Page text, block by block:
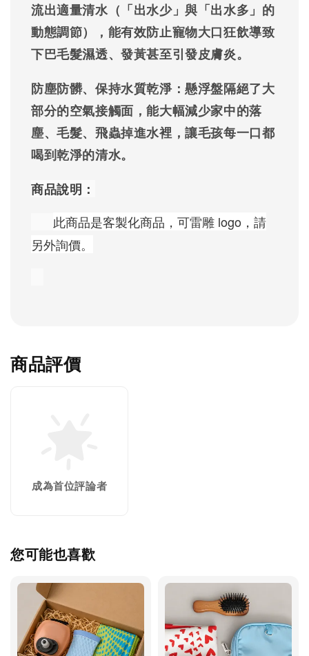
流出適量清水（「出水少」與「出水多」的
動態調節），能有效防止寵物大口狂飲導致
下巴毛髮濕透、發黃甚至引發皮膚炎。
防塵防髒、保持水質乾淨：懸浮盤隔絕了大
部分的空氣接觸面，能大幅減少家中的落
塵、毛髮、飛蟲掉進水裡，讓毛孩每一口都
喝到乾淨的清水。
商品說明：
此商品是客製化商品，可雷雕 logo，請
另外詢價。
商品評價
成為首位評論者
您可能也喜歡